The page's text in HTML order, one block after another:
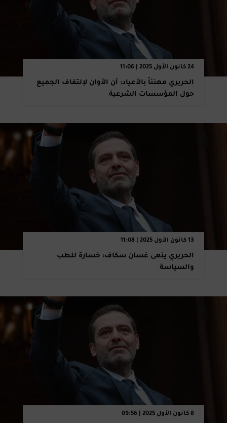
24 كانون الأول 2025 | 11:06
الحريري مهنئاً بالأعياد: آن الأوان لإلتفاف الجميع
حول المؤسسات الشرعية
13 كانون الأول 2025 | 11:08
الحريري ينعى غسان سكاف: خسارة للطب
والسياسة
8 كانون الأول 2025 | 09:56